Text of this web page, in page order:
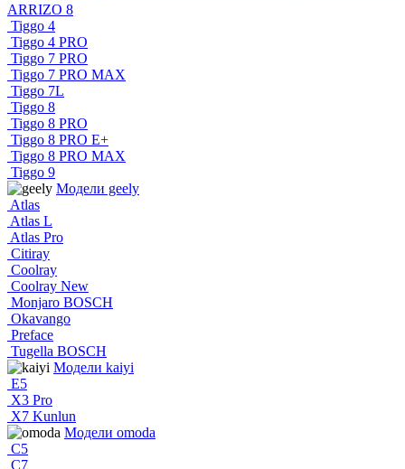
ARRIZO 8
Tiggo 4
Tiggo 4 PRO
Tiggo 7 PRO
Tiggo 7 PRO MAX
Tiggo 7L
Tiggo 8
Tiggo 8 PRO
Tiggo 8 PRO E+
Tiggo 8 PRO MAX
Tiggo 9
Модели geely
Atlas
Atlas L
Atlas Pro
Citiray
Coolray
Coolray New
Monjaro BOSCH
Okavango
Preface
Tugella BOSCH
Модели kaiyi
E5
X3 Pro
X7 Kunlun
Модели omoda
C5
C7